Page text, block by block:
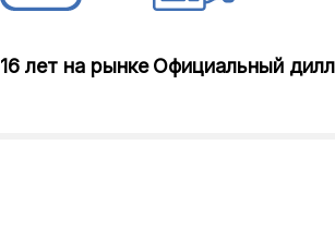
16 лет на рынке Официальный